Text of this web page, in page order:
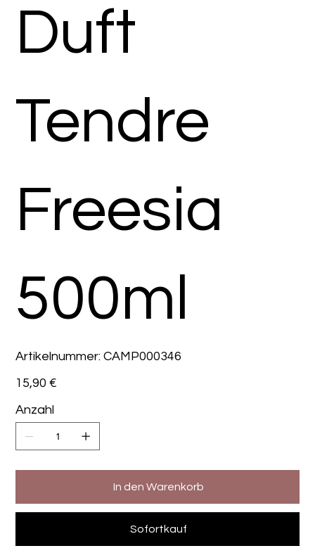
Duft
Tendre
Freesia
500ml
Artikelnummer: Artikelnummer:
CAMP000346
CAMP000346
Preis
15,90 €
Anzahl
In den Warenkorb
Sofortkauf